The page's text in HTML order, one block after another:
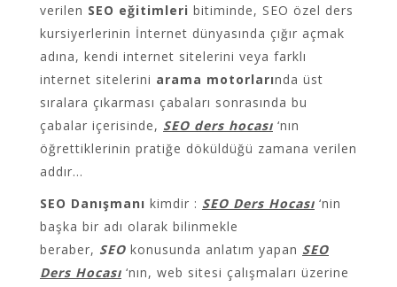
verilen SEO eğitimleri bitiminde, SEO özel ders
kursiyerlerinin İnternet dünyasında çığır açmak
adına, kendi internet sitelerini veya farklı
internet sitelerini arama motorlarında üst
sıralara çıkarması çabaları sonrasında bu
çabalar içerisinde, SEO ders hocası ‘nın
öğrettiklerinin pratiğe döküldüğü zamana verilen
addır…
SEO Danışmanı kimdir : SEO Ders Hocası ‘nin
başka bir adı olarak bilinmekle
beraber, SEO konusunda anlatım yapan SEO
Ders Hocası ‘nın, web sitesi çalışmaları üzerine